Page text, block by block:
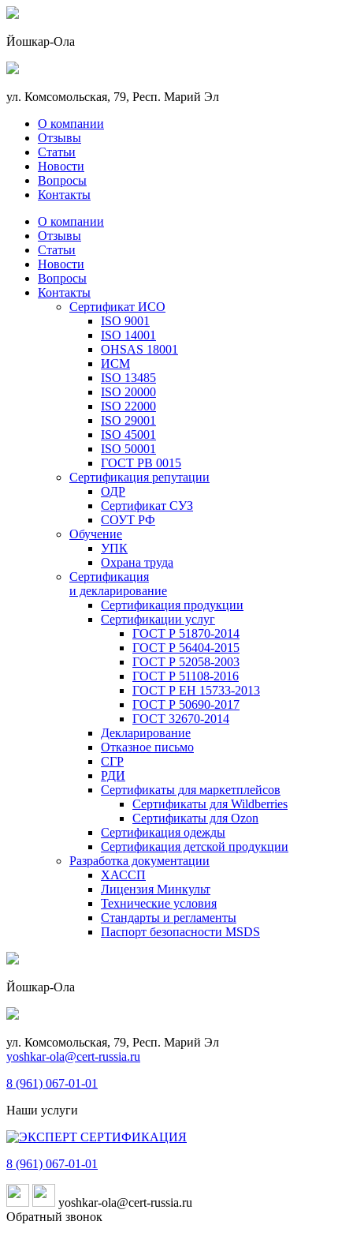
Йошкар-Ола
ул. Комсомольская, 79, Респ. Марий Эл
О компании
Отзывы
Статьи
Новости
Вопросы
Контакты
О компании
Отзывы
Статьи
Новости
Вопросы
Контакты
Сертификат ИСО
ISO 9001
ISO 14001
OHSAS 18001
ИСМ
ISO 13485
ISO 20000
ISO 22000
ISO 29001
ISO 45001
ISO 50001
ГОСТ РВ 0015
Сертификация репутации
ОДР
Сертификат СУЗ
СОУТ РФ
Обучение
УПК
Охрана труда
Сертификация
и декларирование
Сертификация продукции
Сертификации услуг
ГОСТ Р 51870-2014
ГОСТ Р 56404-2015
ГОСТ Р 52058-2003
ГОСТ Р 51108-2016
ГОСТ Р ЕН 15733-2013
ГОСТ Р 50690-2017
ГОСТ 32670-2014
Декларирование
Отказное письмо
СГР
РДИ
Сертификаты для маркетплейсов
Сертификаты для Wildberries
Сертификаты для Ozon
Сертификация одежды
Сертификация детской продукции
Разработка документации
ХАССП
Лицензия Минкульт
Технические условия
Стандарты и регламенты
Паспорт безопасности MSDS
Йошкар-Ола
ул. Комсомольская, 79, Респ. Марий Эл
yoshkar-ola@cert-russia.ru
8 (961) 067-01-01
Наши услуги
8 (961) 067-01-01
yoshkar-ola@cert-russia.ru
Обратный звонок